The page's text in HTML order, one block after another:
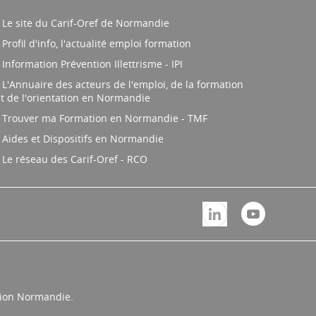
Le site du Carif-Oref de Normandie
Profil d'info, l'actualité emploi formation
Information Prévention Illettrisme - IPI
L'Annuaire des acteurs de l'emploi, de la formation
de l'orientation en Normandie
Trouver ma Formation en Normandie - TMF
Aides et Dispositifs en Normandie
Le réseau des Carif-Oref - RCO
Normandie.